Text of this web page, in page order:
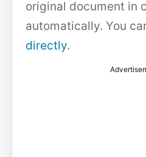
original document in
automatically. You
directly.